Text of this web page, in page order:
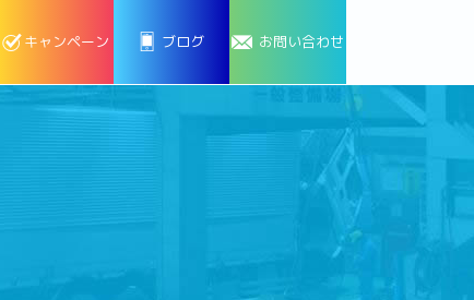
キャンペーン ブログ お問い合わせ